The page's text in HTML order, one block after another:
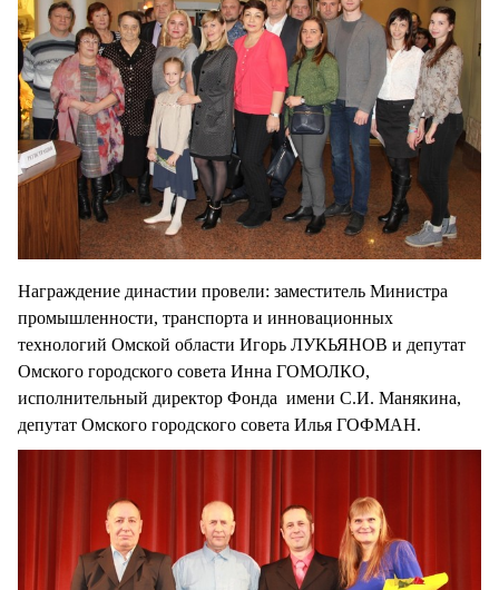
Награждение династии провели: заместитель Министра
промышленности, транспорта и инновационных
технологий Омской области Игорь ЛУКЬЯНОВ и депутат
Омского городского совета Инна ГОМОЛКО,
исполнительный директор Фонда имени С.И. Манякина,
депутат Омского городского совета Илья ГОФМАН.